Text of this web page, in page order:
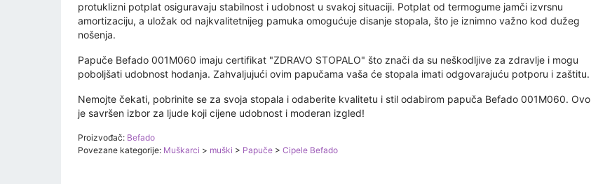
protuklizni potplat osiguravaju stabilnost i udobnost u svakoj situaciji. Potplat od termogume jamči izvrsnu
amortizaciju, a uložak od najkvalitetnijeg pamuka omogućuje disanje stopala, što je iznimno važno kod dužeg
nošenja.
Papuče Befado 001M060 imaju certifikat "ZDRAVO STOPALO" što znači da su neškodljive za zdravlje i mogu
poboljšati udobnost hodanja. Zahvaljujući ovim papučama vaša će stopala imati odgovarajuću potporu i zaštitu.
Nemojte čekati, pobrinite se za svoja stopala i odaberite kvalitetu i stil odabirom papuča Befado 001M060. Ovo
je savršen izbor za ljude koji cijene udobnost i moderan izgled!
Proizvođač: Befado
Povezane kategorije: Muškarci > muški > Papuče > Cipele Befado